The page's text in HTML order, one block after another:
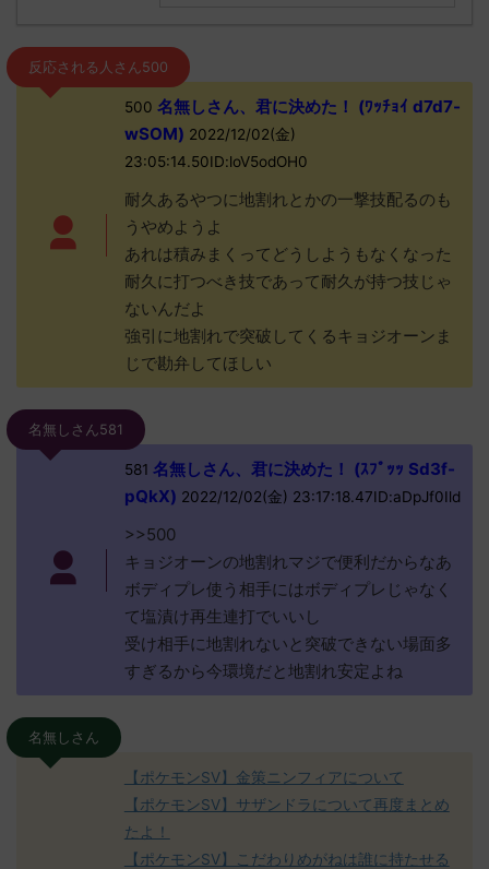
反応される人さん500
500 名無しさん、君に決めた！ (ﾜｯﾁｮｲ d7d7-
wSOM) 2022/12/02(金)
23:05:14.50ID:loV5odOH0
耐久あるやつに地割れとかの一撃技配るのも
うやめようよ
あれは積みまくってどうしようもなくなった
耐久に打つべき技であって耐久が持つ技じゃ
ないんだよ
強引に地割れで突破してくるキョジオーンま
じで勘弁してほしい
名無しさん581
581 名無しさん、君に決めた！ (ｽﾌﾟｯｯ Sd3f-
pQkX) 2022/12/02(金) 23:17:18.47ID:aDpJf0Ild
>>500
キョジオーンの地割れマジで便利だからなあ
ボディプレ使う相手にはボディプレじゃなく
て塩漬け再生連打でいいし
受け相手に地割れないと突破できない場面多
すぎるから今環境だと地割れ安定よね
名無しさん
【ポケモンSV】金策ニンフィアについて
【ポケモンSV】サザンドラについて再度まとめ
たよ！
【ポケモンSV】こだわりめがねは誰に持たせる